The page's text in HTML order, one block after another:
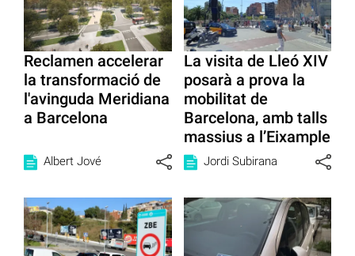
Reclamen accelerar
la transformació de
l'avinguda Meridiana
a Barcelona
Albert Jové
La visita de Lleó XIV
posarà a prova la
mobilitat de
Barcelona, amb talls
massius a l’Eixample
Jordi Subirana